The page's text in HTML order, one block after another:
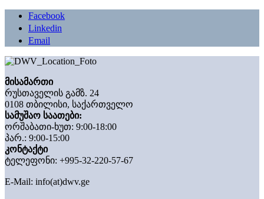
Facebook
Linkedin
Email
მისამართი
რუსთაველის გამზ. 24
0108 თბილისი, საქართველო
სამუშაო საათები:
ორშაბათი-ხუთ: 9:00-18:00
პარ.: 9:00-15:00
კონტაქტი
ტელეფონი: +995-32-220-57-67
E-Mail: info(at)dwv.ge